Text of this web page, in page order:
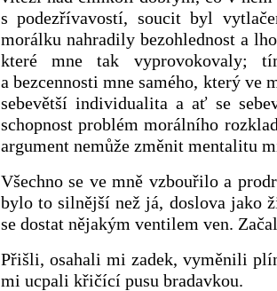
s podezřívavostí, soucit byl
morálku nahradily bezohlednost a
které mne tak vyprovokovaly;
a bezcennosti mne samého, který
sebevětší individualita a ať se
schopnost problém morálního
argument nemůže změnit mentalitu
Všechno se ve mně vzbouřilo a
bylo to silnější než já, doslova jako
se dostat nějakým ventilem ven.
Přišli, osahali mi zadek, vyměnili
mi ucpali křičící pusu bradavkou.